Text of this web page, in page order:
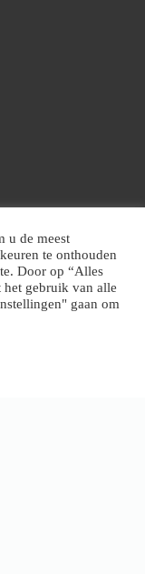
u de meest
te onthouden
Door op “Alles
het gebruik van alle
gaan om